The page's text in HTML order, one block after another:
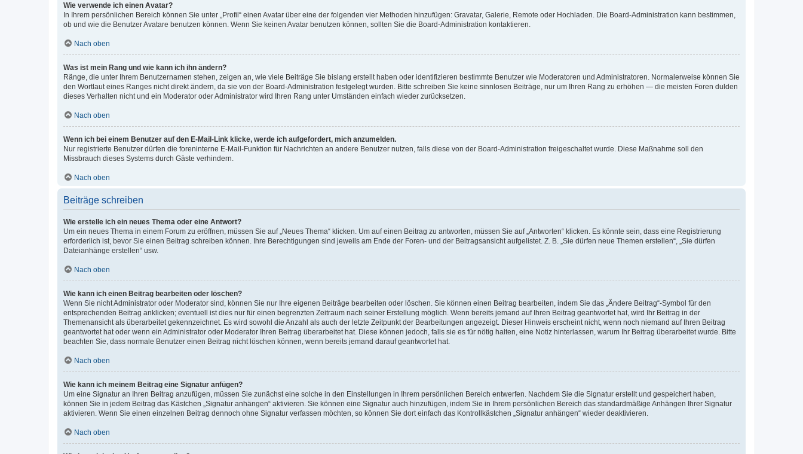
Wie verwende ich einen Avatar?
In Ihrem persönlichen Bereich können Sie unter „Profil“ einen Avatar über eine der folgenden vier Methoden hinzufügen: Gravatar, Galerie, Remote oder Hochladen. Die Board-Administration kann bestimmen,
ob und wie die Benutzer Avatare benutzen können. Wenn Sie keinen Avatar benutzen können, sollten Sie die Board-Administration kontaktieren.
Nach oben
Was ist mein Rang und wie kann ich ihn ändern?
Ränge, die unter Ihrem Benutzernamen stehen, zeigen an, wie viele Beiträge Sie bislang erstellt haben oder identifizieren bestimmte Benutzer wie Moderatoren und Administratoren. Normalerweise können Sie
den Wortlaut eines Ranges nicht direkt ändern, da sie von der Board-Administration festgelegt wurden. Bitte schreiben Sie keine sinnlosen Beiträge, nur um Ihren Rang zu erhöhen — die meisten Foren dulden
dieses Verhalten nicht und ein Moderator oder Administrator wird Ihren Rang unter Umständen einfach wieder zurücksetzen.
Nach oben
Wenn ich bei einem Benutzer auf den E-Mail-Link klicke, werde ich aufgefordert, mich anzumelden.
Nur registrierte Benutzer dürfen die foreninterne E-Mail-Funktion für Nachrichten an andere Benutzer nutzen, falls diese von der Board-Administration freigeschaltet wurde. Diese Maßnahme soll den
Missbrauch dieses Systems durch Gäste verhindern.
Nach oben
Beiträge schreiben
Wie erstelle ich ein neues Thema oder eine Antwort?
Um ein neues Thema in einem Forum zu eröffnen, müssen Sie auf „Neues Thema“ klicken. Um auf einen Beitrag zu antworten, müssen Sie auf „Antworten“ klicken. Es könnte sein, dass eine Registrierung
erforderlich ist, bevor Sie einen Beitrag schreiben können. Ihre Berechtigungen sind jeweils am Ende der Foren- und der Beitragsansicht aufgelistet. Z. B. „Sie dürfen neue Themen erstellen“, „Sie dürfen
Dateianhänge erstellen“ usw.
Nach oben
Wie kann ich einen Beitrag bearbeiten oder löschen?
Wenn Sie nicht Administrator oder Moderator sind, können Sie nur Ihre eigenen Beiträge bearbeiten oder löschen. Sie können einen Beitrag bearbeiten, indem Sie das „Ändere Beitrag“-Symbol für den
entsprechenden Beitrag anklicken; eventuell ist dies nur für einen begrenzten Zeitraum nach seiner Erstellung möglich. Wenn bereits jemand auf Ihren Beitrag geantwortet hat, wird Ihr Beitrag in der
Themenansicht als überarbeitet gekennzeichnet. Es wird sowohl die Anzahl als auch der letzte Zeitpunkt der Bearbeitungen angezeigt. Dieser Hinweis erscheint nicht, wenn noch niemand auf Ihren Beitrag
geantwortet hat oder wenn ein Administrator oder Moderator Ihren Beitrag überarbeitet hat. Diese können jedoch, falls sie es für nötig halten, eine Notiz hinterlassen, warum Ihr Beitrag überarbeitet wurde. Bitte
beachten Sie, dass normale Benutzer einen Beitrag nicht löschen können, wenn bereits jemand darauf geantwortet hat.
Nach oben
Wie kann ich meinem Beitrag eine Signatur anfügen?
Um eine Signatur an Ihren Beitrag anzufügen, müssen Sie zunächst eine solche in den Einstellungen in Ihrem persönlichen Bereich entwerfen. Nachdem Sie die Signatur erstellt und gespeichert haben,
können Sie in jedem Beitrag das Kästchen „Signatur anhängen“ aktivieren. Sie können eine Signatur auch hinzufügen, indem Sie in Ihrem persönlichen Bereich das standardmäßige Anhängen Ihrer Signatur
aktivieren. Wenn Sie einen einzelnen Beitrag dennoch ohne Signatur verfassen möchten, so können Sie dort einfach das Kontrollkästchen „Signatur anhängen“ wieder deaktivieren.
Nach oben